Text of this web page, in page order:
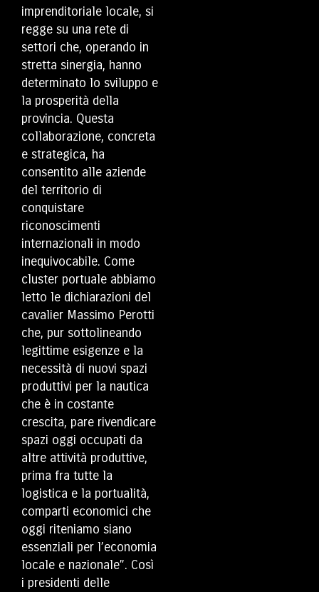
imprenditoriale locale, si
regge su una rete di
settori che, operando in
stretta sinergia, hanno
determinato lo sviluppo e
la prosperità della
provincia. Questa
collaborazione, concreta
e strategica, ha
consentito alle aziende
del territorio di
conquistare
riconoscimenti
internazionali in modo
inequivocabile. Come
cluster portuale abbiamo
letto le dichiarazioni del
cavalier Massimo Perotti
che, pur sottolineando
legittime esigenze e la
necessità di nuovi spazi
produttivi per la nautica
che è in costante
crescita, pare rivendicare
spazi oggi occupati da
altre attività produttive,
prima fra tutte la
logistica e la portualità,
comparti economici che
oggi riteniamo siano
essenziali per l’economia
locale e nazionale”. Così
i presidenti delle